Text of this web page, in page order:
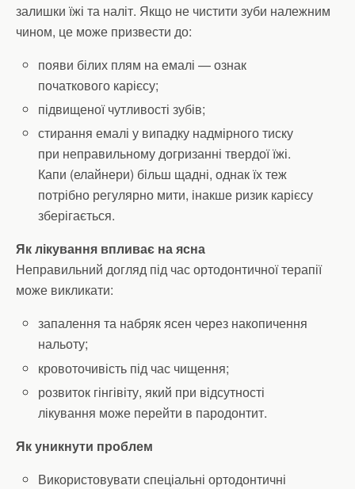
залишки їжі та наліт. Якщо не чистити зуби належним
чином, це може призвести до:
появи білих плям на емалі — ознак
початкового карієсу;
підвищеної чутливості зубів;
стирання емалі у випадку надмірного тиску
при неправильному догризанні твердої їжі.
Капи (елайнери) більш щадні, однак їх теж
потрібно регулярно мити, інакше ризик карієсу
зберігається.
Як лікування впливає на ясна
Неправильний догляд під час ортодонтичної терапії
може викликати:
запалення та набряк ясен через накопичення
нальоту;
кровоточивість під час чищення;
розвиток гінгівіту, який при відсутності
лікування може перейти в пародонтит.
Як уникнути проблем
Використовувати спеціальні ортодонтичні